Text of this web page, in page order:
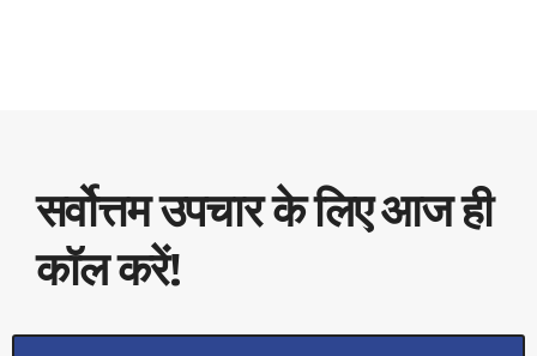
सर्वोत्तम उपचार के लिए आज ही
कॉल करें!